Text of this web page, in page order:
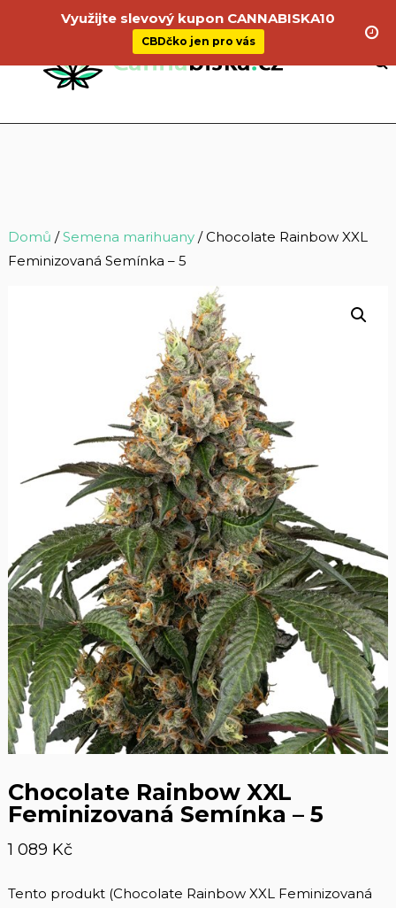
Domů /Semena marihuany/ Chocolate Rainbow XXL
Feminizovaná Semínka – 5
Chocolate Rainbow XXL
Feminizovaná Semínka – 5
1 089 Kč
Tento produkt (Chocolate Rainbow XXL Feminizovaná
Využijte slevový kupon CANNABISKA10
CBDčko jen pro vás